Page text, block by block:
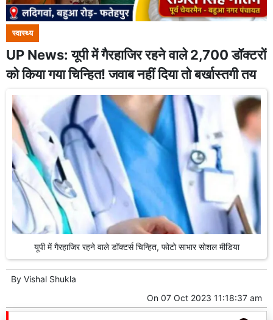
स्वास्थ्य
UP News: यूपी में गैरहाजिर रहने वाले 2,700 डॉक्टरों
को किया गया चिन्हित! जवाब नहीं दिया तो बर्खास्तगी तय
यूपी में गैरहाजिर रहने वाले डॉक्टर्स चिन्हित, फोटो साभार सोशल मीडिया
By Vishal Shukla
On 07 Oct 2023 11:18:37 am